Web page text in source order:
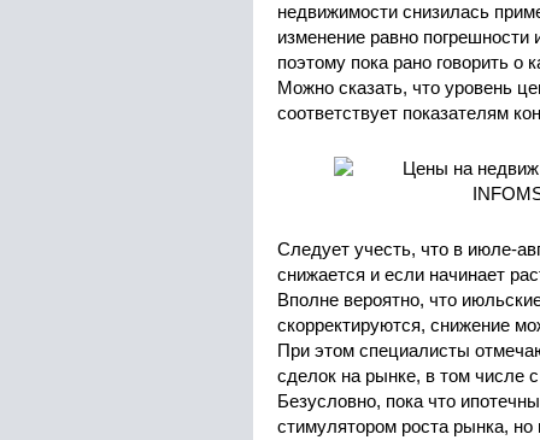
недвижимости снизилась
изменение равно погрешности
поэтому пока рано говорить о
Можно сказать, что уровень
соответствует показателям
Следует учесть, что в июле-
снижается и если начинает
Вполне вероятно, что
скорректируются, снижение
При этом специалисты
сделок на рынке, в том числе
Безусловно, пока что
стимулятором роста рынка, но